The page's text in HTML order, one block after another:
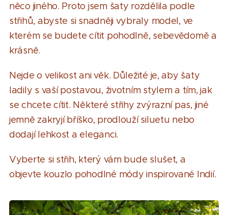
něco jiného. Proto jsem šaty rozdělila podle
střihů, abyste si snadněji vybraly model, ve
kterém se budete cítit pohodlně, sebevědomě a
krásně.
Nejde o velikost ani věk. Důležité je, aby šaty
ladily s vaší postavou, životním stylem a tím, jak
se chcete cítit. Některé střihy zvýrazní pas, jiné
jemně zakryjí bříško, prodlouží siluetu nebo
dodají lehkost a eleganci.
Vyberte si střih, který vám bude slušet, a
objevte kouzlo pohodlné módy inspirované Indií.